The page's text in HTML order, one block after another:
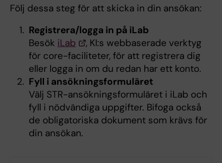
Följ dessa steg för att skicka in din ansökan:
Registrera/logga in på iLab
Besök iLab
, KI:s webbaserade verktyg
för core-faciliteter, för att registrera dig
eller logga in om du redan har ett konto.
Fyll i ansökningsformuläret
Välj STR-ansökningsformuläret i iLab och
fyll i nödvändiga uppgifter. Bifoga också
de obligatoriska dokument som krävs för
din ansökan.